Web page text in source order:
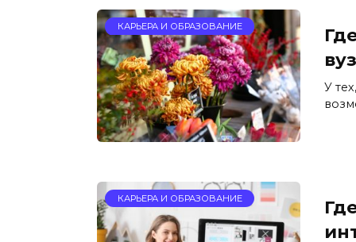
КАРЬЕРА И ОБРАЗОВАНИЕ
У
КАРЬЕРА И ОБРАЗОВАНИЕ